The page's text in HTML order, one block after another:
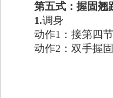
第五式：握固翘
1.调身
动作1：接第四
动作2：双手握